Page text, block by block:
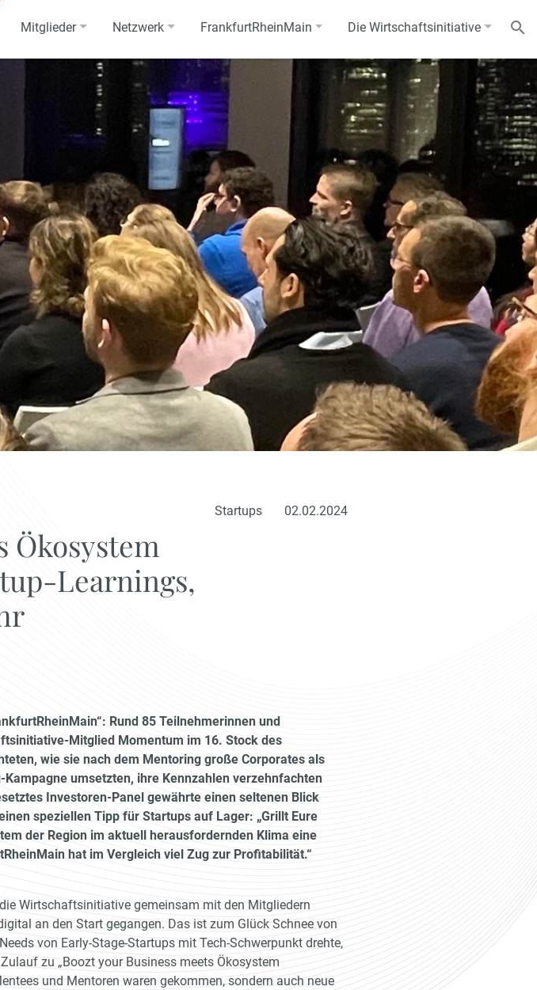
Mitglieder Netzwerk FrankfurtRheinMain Die Wirtschaftsinitiative
Startups 02.02.2024
Ökosystem
Learnings,
Rund 85 Teilnehmerinnen und
Mitglied Momentum im 16. Stock des
wie sie nach dem Mentoring große Corporates als
umsetzten, ihre Kennzahlen verzehnfachten
Investoren-Panel gewährte einen seltenen Blick
speziellen Tipp für Startups auf Lager: „Grillt Eure
der Region im aktuell herausfordernden Klima eine
hat im Vergleich viel Zug zur Profitabilität.“
Wirtschaftsinitiative gemeinsam mit den Mitgliedern
an den Start gegangen. Das ist zum Glück Schnee von
von Early-Stage-Startups mit Tech-Schwerpunkt drehte,
zu „Boozt your Business meets Ökosystem
und Mentoren waren gekommen, sondern auch neue